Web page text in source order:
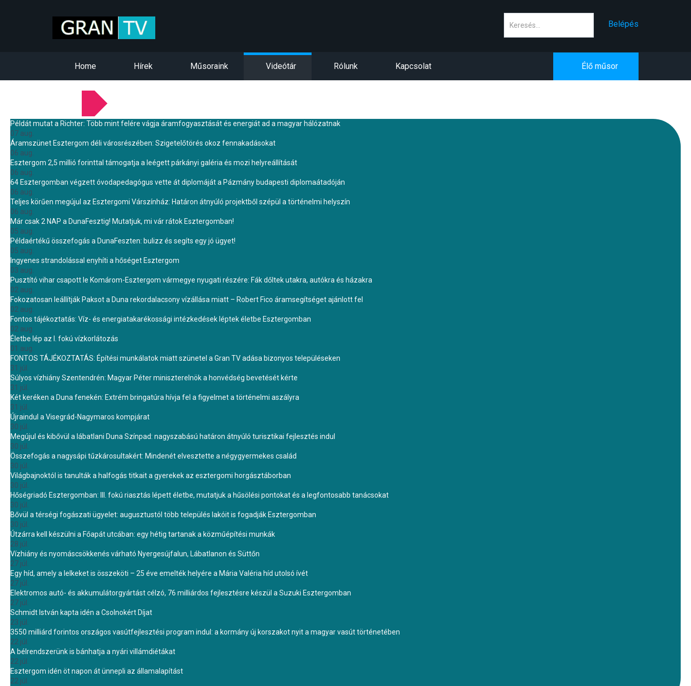
Belépés
Home Hírek Műsoraink Videótár Rólunk Kapcsolat Élő műsor
Példát mutat a Richter: Több mint felére vágja áramfogyasztását és energiát ad a magyar hálózatnak
07 aug.
Áramszünet Esztergom déli városrészében: Szigetelőtörés okoz fennakadásokat
06 aug.
Esztergom 2,5 millió forinttal támogatja a leégett párkányi galéria és mozi helyreállítását
06 aug.
64 Esztergomban végzett óvodapedagógus vette át diplomáját a Pázmány budapesti diplomaátadóján
06 aug.
Teljes körűen megújul az Esztergomi Várszínház: Határon átnyúló projektből szépül a történelmi helyszín
06 aug.
Már csak 2 NAP a DunaFesztig! Mutatjuk, mi vár rátok Esztergomban!
05 aug.
Példaértékű összefogás a DunaFeszten: bulizz és segíts egy jó ügyet!
05 aug.
Ingyenes strandolással enyhíti a hőséget Esztergom
03 aug.
Pusztító vihar csapott le Komárom-Esztergom vármegye nyugati részére: Fák dőltek utakra, autókra és házakra
02 aug.
Fokozatosan leállítják Paksot a Duna rekordalacsony vízállása miatt – Robert Fico áramsegítséget ajánlott fel
02 aug.
Fontos tájékoztatás: Víz- és energiatakarékossági intézkedések léptek életbe Esztergomban
02 aug.
Életbe lép az I. fokú vízkorlátozás
01 aug.
FONTOS TÁJÉKOZTATÁS: Építési munkálatok miatt szünetel a Gran TV adása bizonyos településeken
31 júl.
Súlyos vízhiány Szentendrén: Magyar Péter miniszterelnök a honvédség bevetését kérte
31 júl.
Két keréken a Duna fenekén: Extrém bringatúra hívja fel a figyelmet a történelmi aszályra
31 júl.
Újraindul a Visegrád-Nagymaros kompjárat
30 júl.
Megújul és kibővül a lábatlani Duna Színpad: nagyszabású határon átnyúló turisztikai fejlesztés indul
30 júl.
Összefogás a nagysápi tűzkárosultakért: Mindenét elvesztette a négygyermekes család
30 júl.
Világbajnoktól is tanulták a halfogás titkait a gyerekek az esztergomi horgásztáborban
30 júl.
Hőségriadó Esztergomban: III. fokú riasztás lépett életbe, mutatjuk a hűsölési pontokat és a legfontosabb tanácsokat
30 júl.
Bővül a térségi fogászati ügyelet: augusztustól több település lakóit is fogadják Esztergomban
30 júl.
Útzárra kell készülni a Főapát utcában: egy hétig tartanak a közműépítési munkák
28 júl.
Vízhiány és nyomáscsökkenés várható Nyergesújfalun, Lábatlanon és Süttőn
27 júl.
Egy híd, amely a lelkeket is összeköti – 25 éve emelték helyére a Mária Valéria híd utolsó ívét
27 júl.
Elektromos autó- és akkumulátorgyártást célzó, 76 milliárdos fejlesztésre készül a Suzuki Esztergomban
27 júl.
Schmidt István kapta idén a Csolnokért Díjat
23 júl.
3550 milliárd forintos országos vasútfejlesztési program indul: a kormány új korszakot nyit a magyar vasút történetében
22 júl.
A bélrendszerünk is bánhatja a nyári villámdiétákat
22 júl.
Esztergom idén öt napon át ünnepli az államalapítást
22 júl.